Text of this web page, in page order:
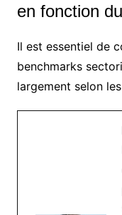
en fonction
Il est essentiel de
benchmarks
largement selon